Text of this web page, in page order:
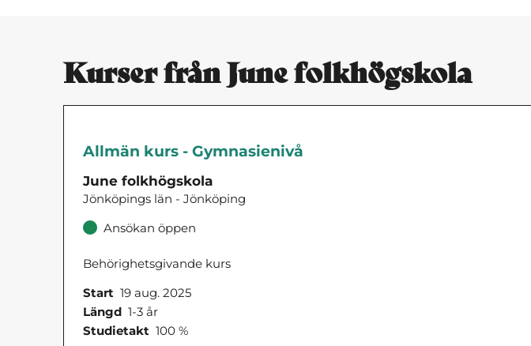
Kurser från June folkhögskola
Allmän kurs - Gymnasienivå
June folkhögskola
Jönköpings län - Jönköping
Ansökan öppen
Behörighetsgivande kurs
Start 19 aug. 2025
Längd 1-3 år
Studietakt 100 %